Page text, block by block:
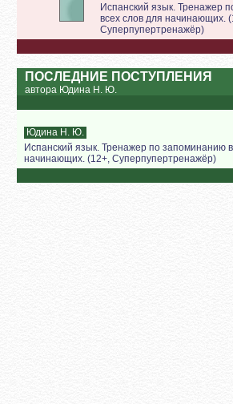
Испанский язык. Тренажер
всех слов для начинающих.
Суперпупертренажёр)
ПОСЛЕДНИЕ ПОСТУПЛЕНИЯ
автора Юдина Н. Ю.
Юдина Н. Ю.
Испанский язык. Тренажер по запоминанию
начинающих. (12+, Суперпупертренажёр)